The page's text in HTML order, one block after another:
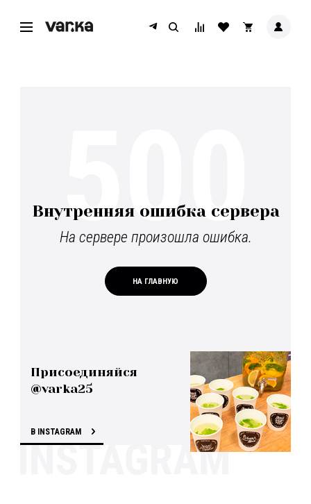
Внутренняя ошибка сервера
На сервере произошла ошибка.
НА ГЛАВНУЮ
500
Присоединяйся
@varka25
В INSTAGRAM